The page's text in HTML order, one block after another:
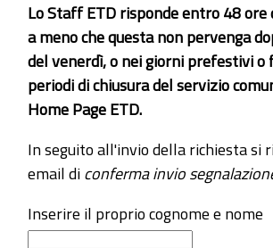
Lo Staff ETD risponde entro 48 ore
a meno che questa non pervenga
del venerdì, o nei giorni prefestivi o
periodi di chiusura del servizio
Home Page ETD.
In seguito all'invio della richiesta si
email diconferma invio
Inserire il proprio cognome e nome